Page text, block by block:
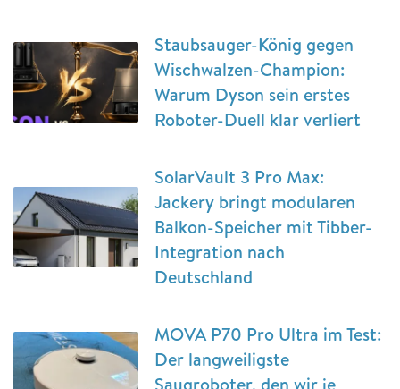
Staubsauger-König gegen
Wischwalzen-Champion:
Warum Dyson sein erstes
Roboter-Duell klar verliert
SolarVault 3 Pro Max:
Jackery bringt modularen
Balkon-Speicher mit Tibber-
Integration nach
Deutschland
MOVA P70 Pro Ultra im Test:
Der langweiligste
Saugroboter, den wir je